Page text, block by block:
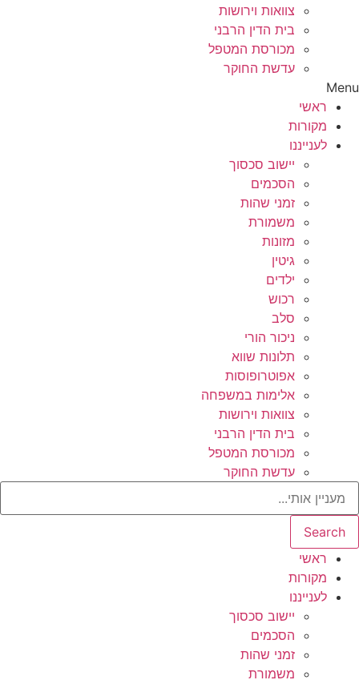
צוואות וירושות
בית הדין הרבני
מכורסת המטפל
עדשת החוקר
Menu
ראשי
מקורות
לענייננו
יישוב סכסוך
הסכמים
זמני שהות
משמורת
מזונות
גיטין
ילדים
רכוש
סלב
ניכור הורי
תלונות שווא
אפוטרופוסות
אלימות במשפחה
צוואות וירושות
בית הדין הרבני
מכורסת המטפל
עדשת החוקר
Search
ראשי
מקורות
לענייננו
יישוב סכסוך
הסכמים
זמני שהות
משמורת